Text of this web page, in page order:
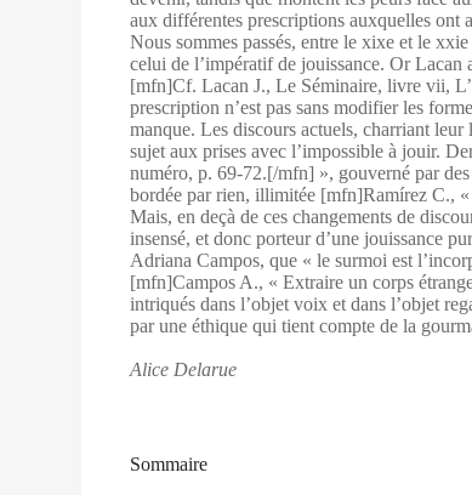
aux différentes prescriptions auxquelles ont
Nous sommes passés, entre le xixe et le
celui de l’impératif de jouissance. Or
[mfn]Cf. Lacan J., Le Séminaire, livre vii,
prescription n’est pas sans modifier les
manque. Les discours actuels, charriant
sujet aux prises avec l’impossible à jouir.
numéro, p. 69‑72.[/mfn] », gouverné par
bordée par rien, illimitée [mfn]Ramírez C.,
Mais, en deçà de ces changements de
insensé, et donc porteur d’une jouissance
Adriana Campos, que « le surmoi est
[mfn]Campos A., « Extraire un corps
intriqués dans l’objet voix et dans l’objet
par une éthique qui tient compte de la
Alice Delarue
Sommaire